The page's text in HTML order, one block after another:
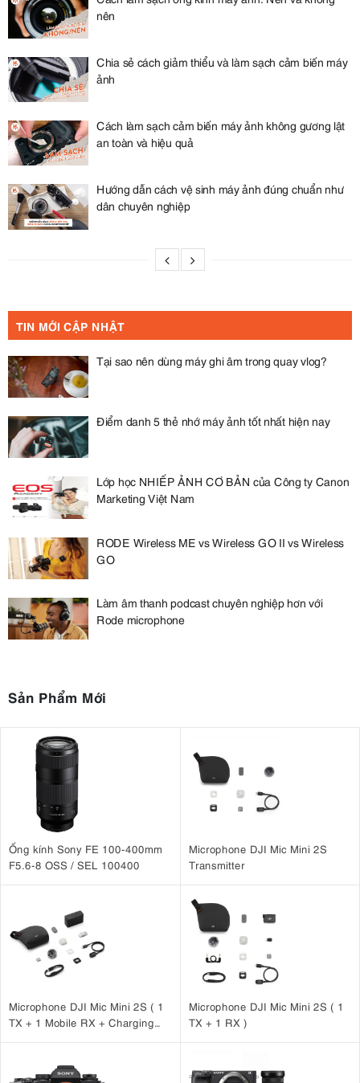
nên
Chia sẻ cách giảm thiểu và làm sạch cảm biến máy
ảnh
Cách làm sạch cảm biến máy ảnh không gương lật
an toàn và hiệu quả
Hướng dẫn cách vệ sinh máy ảnh đúng chuẩn như
dân chuyên nghiệp
TIN MỚI CẬP NHẬT
Tại sao nên dùng máy ghi âm trong quay vlog?
Điểm danh 5 thẻ nhớ máy ảnh tốt nhất hiện nay
Lớp học NHIẾP ẢNH CƠ BẢN của Công ty Canon
Marketing Việt Nam
RODE Wireless ME vs Wireless GO II vs Wireless
GO
Làm âm thanh podcast chuyên nghiệp hơn với
Rode microphone
Sản Phẩm Mới
Ống kính Sony FE 100-400mm
F5.6-8 OSS / SEL 100400
Microphone DJI Mic Mini 2S
Transmitter
Microphone DJI Mic Mini 2S ( 1
TX + 1 Mobile RX + Charging
Microphone DJI Mic Mini 2S ( 1
TX + 1 RX )